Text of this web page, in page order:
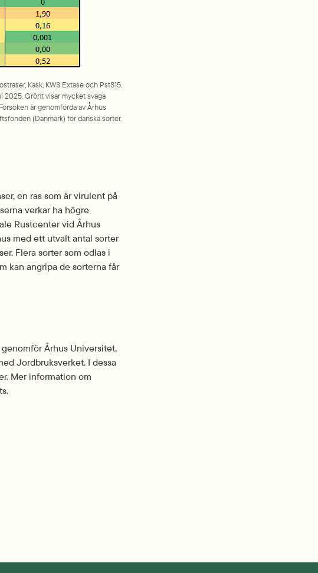
Kask, KWS Extase och PstS15.
Grönt visar mycket svaga
är genomförda av Århus
(Danmark) för danska sorter.
en ras som är virulent på
verkar ha högre
Rustcenter vid Århus
med ett utvalt antal sorter
Flera sorter som odlas i
kan angripa de sorterna får
Århus Universitet,
Jordbruksverket. I dessa
Mer information om